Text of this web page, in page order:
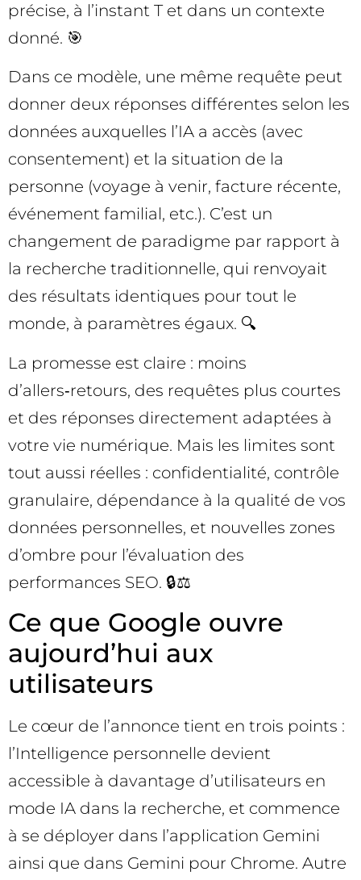
précise, à l’instant T et dans un contexte
donné. 🎯
Dans ce modèle, une même requête peut
donner deux réponses différentes selon les
données auxquelles l’IA a accès (avec
consentement) et la situation de la
personne (voyage à venir, facture récente,
événement familial, etc.). C’est un
changement de paradigme par rapport à
la recherche traditionnelle, qui renvoyait
des résultats identiques pour tout le
monde, à paramètres égaux. 🔍
La promesse est claire : moins
d’allers‑retours, des requêtes plus courtes
et des réponses directement adaptées à
votre vie numérique. Mais les limites sont
tout aussi réelles : confidentialité, contrôle
granulaire, dépendance à la qualité de vos
données personnelles, et nouvelles zones
d’ombre pour l’évaluation des
performances SEO. 🔒⚖️
Ce que Google ouvre
aujourd’hui aux
utilisateurs
Le cœur de l’annonce tient en trois points :
l’Intelligence personnelle devient
accessible à davantage d’utilisateurs en
mode IA dans la recherche, et commence
à se déployer dans l’application Gemini
ainsi que dans Gemini pour Chrome. Autre